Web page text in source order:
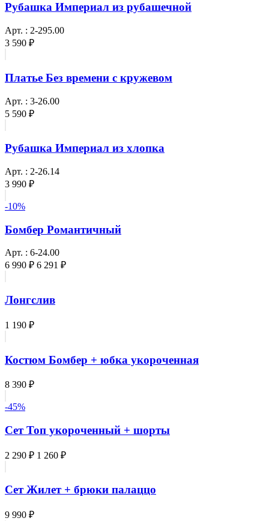
Рубашка Империал из рубашечной
Арт. : 2-295.00
3 590 ₽
Платье Без времени с кружевом
Арт. : 3-26.00
5 590 ₽
Рубашка Империал из хлопка
Арт. : 2-26.14
3 990 ₽
-10%
Бомбер Романтичный
Арт. : 6-24.00
6 990 ₽ 6 291 ₽
Лонгслив
1 190 ₽
Костюм Бомбер + юбка укороченная
8 390 ₽
-45%
Сет Топ укороченный + шорты
2 290 ₽ 1 260 ₽
Сет Жилет + брюки палаццо
9 990 ₽